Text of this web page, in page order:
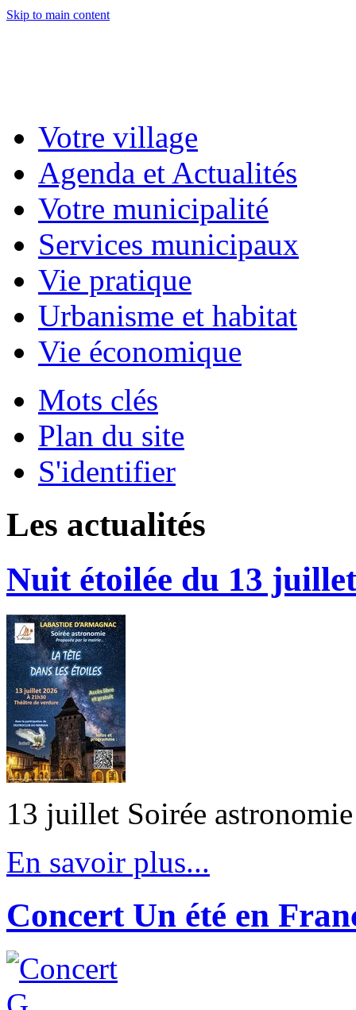
Skip to main content
Votre village
Agenda et Actualités
Votre municipalité
Services municipaux
Vie pratique
Urbanisme et habitat
Vie économique
Mots clés
Plan du site
S'identifier
Les actualités
Nuit étoilée du 13
13 juillet Soirée
En savoir plus...
Concert Un été en